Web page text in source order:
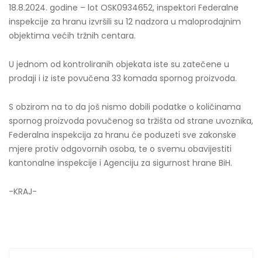
18.8.2024. godine – lot OSK0934652, inspektori Federalne
inspekcije za hranu izvršili su 12 nadzora u maloprodajnim
objektima većih tržnih centara.
U jednom od kontroliranih objekata iste su zatečene u
prodaji i iz iste povučena 33 komada spornog proizvoda.
S obzirom na to da još nismo dobili podatke o količinama
spornog proizvoda povučenog sa tržišta od strane uvoznika,
Federalna inspekcija za hranu će poduzeti sve zakonske
mjere protiv odgovornih osoba, te o svemu obavijestiti
kantonalne inspekcije i Agenciju za sigurnost hrane BiH.
-KRAJ-